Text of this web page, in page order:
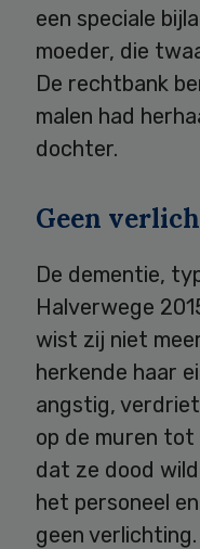
een speciale
moeder, die
De rechtbank
malen had
dochter.
Geen
De dementie,
Halverwege
wist zij niet
herkende haar
angstig,
op de muren tot
dat ze dood
het personeel
geen verlichting.